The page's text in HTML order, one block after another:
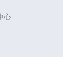
心